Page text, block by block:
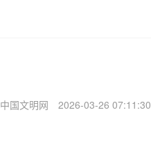
中国文明网 2026-03-26 07:11:30